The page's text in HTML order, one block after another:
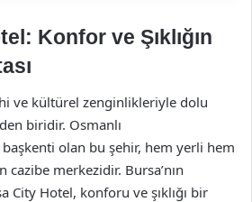
Konfor ve Şıklığın
ve kültürel zenginlikleriyle dolu
biridir. Osmanlı
olan bu şehir, hem yerli hem
cazibe merkezidir. Bursa’nın
City Hotel, konforu ve şıklığı bir